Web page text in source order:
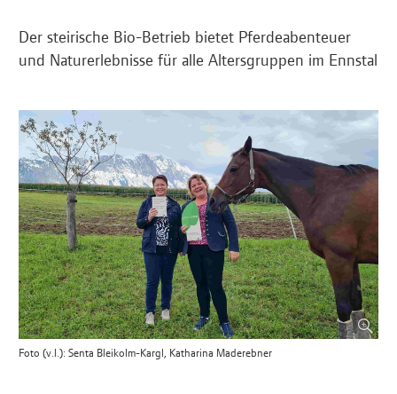
v
t
o
n
Der steirische Bio-Betrieb bietet Pferdeabenteuer
und Naturerlebnisse für alle Altersgruppen im Ennstal
Foto (v.l.): Senta Bleikolm-Kargl, Katharina Maderebner